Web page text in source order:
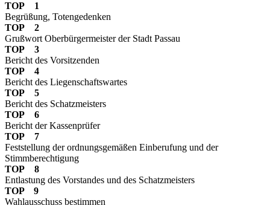
TOP 1
Begrüßung, Totengedenken
TOP 2
Grußwort Oberbürgermeister der Stadt Passau
TOP 3
Bericht des Vorsitzenden
TOP 4
Bericht des Liegenschaftswartes
TOP 5
Bericht des Schatzmeisters
TOP 6
Bericht der Kassenprüfer
TOP 7
Feststellung der ordnungsgemäßen Einberufung und der
Stimmberechtigung
TOP 8
Entlastung des Vorstandes und des Schatzmeisters
TOP 9
Wahlausschuss bestimmen